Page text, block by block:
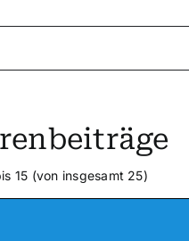
15 (von insgesamt 25)